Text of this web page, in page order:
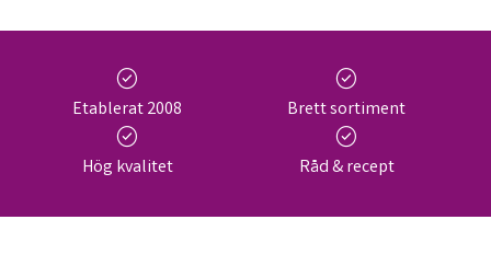
check_circle
Etablerat 2008
check_circle
Brett sortiment
check_circle
Hög kvalitet
check_circle
Råd & recept